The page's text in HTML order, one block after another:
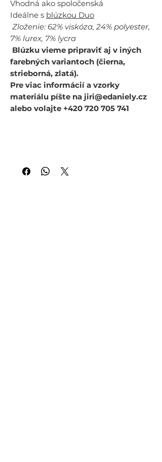
Vhodná ako spoločenská
Ideálne s blúzkou Duo
Zloženie: 62% viskóza, 24% polyester,
7% lurex, 7% lycra
Blúzku vieme pripraviť aj v iných
farebných variantoch (čierna,
strieborná, zlatá).
Pre viac informácií a vzorky
materiálu píšte na jiri@edaniely.cz
alebo volajte +420 720 705 741